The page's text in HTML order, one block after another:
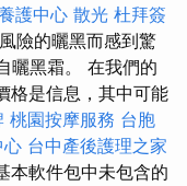
護中心 散光 杜拜簽
險的曬黑而感到驚
曬黑霜。 在我們的
格是信息，其中可能
桃園按摩服務 台胞
心 台中產後護理之家
本軟件包中未包含的